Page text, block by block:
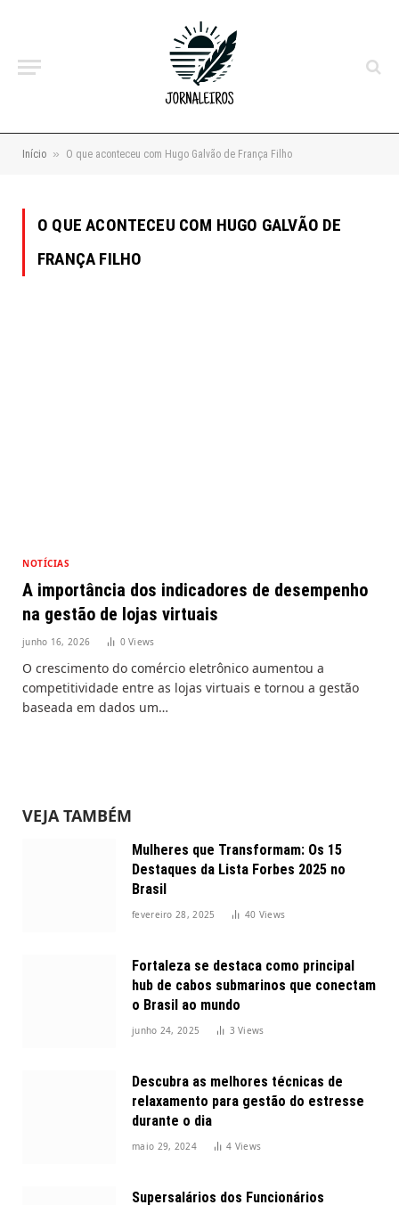
Início » O que aconteceu com Hugo Galvão de França Filho
O QUE ACONTECEU COM HUGO GALVÃO DE
FRANÇA FILHO
NOTÍCIAS
A importância dos indicadores de desempenho
na gestão de lojas virtuais
junho 16, 2026 0Views
O crescimento do comércio eletrônico aumentou a
competitividade entre as lojas virtuais e tornou a gestão
baseada em dados um…
VEJA TAMBÉM
Mulheres que Transformam: Os 15
Destaques da Lista Forbes 2025 no
Brasil
fevereiro 28, 2025 40 Views
Fortaleza se destaca como principal
hub de cabos submarinos que conectam
o Brasil ao mundo
junho 24, 2025 3Views
Descubra as melhores técnicas de
relaxamento para gestão do estresse
durante o dia
maio 29, 2024 4 Views
Supersalários dos Funcionários